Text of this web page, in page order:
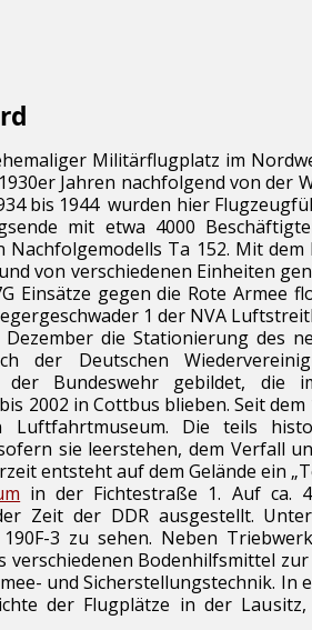
Militärflugplatz im
Jahren nachfolgend von der
bis 1944 wurden hier
mit etwa 4000
Nachfolgemodells Ta 152. Mit dem
von verschiedenen Einheiten
Einsätze gegen die Rote Armee
1 der NVA
die Stationierung des
der Deutschen
der Bundeswehr gebildet, die
2002 in Cottbus blieben. Seit dem
Luftfahrtmuseum. Die teils
sie leerstehen, dem Verfall
entsteht auf dem Gelände ein
in der Fichtestraße 1. Auf ca.
Zeit der DDR ausgestellt.
3 zu sehen. Neben
Bodenhilfsmittel
und Sicherstellungstechnik. In
der Flugplätze in der